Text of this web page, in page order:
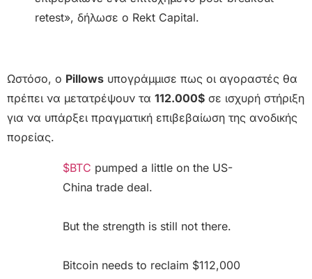
retest», δήλωσε ο Rekt Capital.
Ωστόσο, ο Pillows υπογράμμισε πως οι αγοραστές θα
πρέπει να μετατρέψουν τα 112.000$ σε ισχυρή στήριξη
για να υπάρξει πραγματική επιβεβαίωση της ανοδικής
πορείας.
$BTC pumped a little on the US-
China trade deal.
But the strength is still not there.
Bitcoin needs to reclaim $112,000